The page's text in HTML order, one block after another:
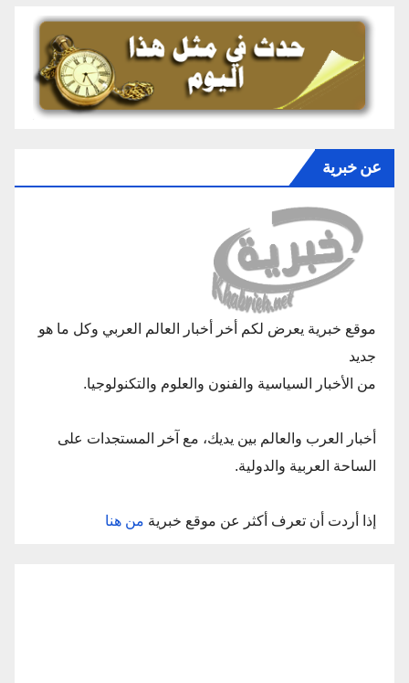
عن خبرية
موقع خبرية يعرض لكم أخر أخبار العالم العربي وكل ما هو
جديد
من الأخبار السياسية والفنون والعلوم والتكنولوجيا.
أخبار العرب والعالم بين يديك، مع آخر المستجدات على
الساحة العربية والدولية.
إذا أردت أن تعرف أكثر عن موقع خبرية من هنا